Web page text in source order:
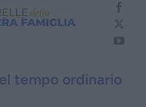
tempo ordinario